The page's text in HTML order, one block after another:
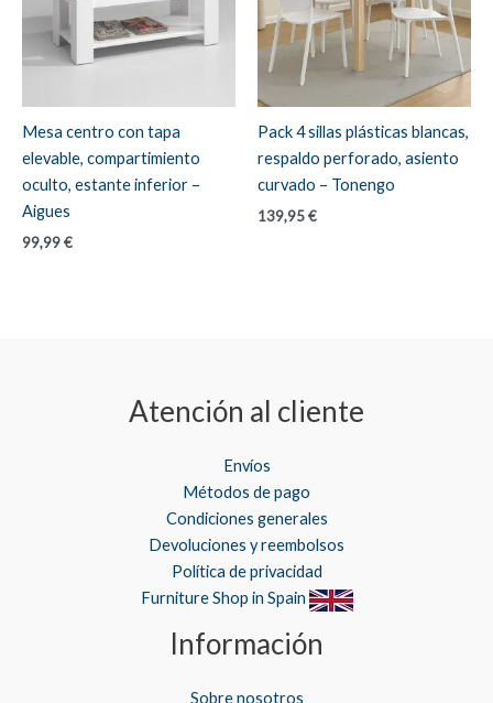
Mesa centro con tapa
elevable, compartimiento
oculto, estante inferior –
Aigues
99,99€
Pack 4 sillas plásticas blancas,
respaldo perforado, asiento
curvado – Tonengo
139,95€
Atención al cliente
Envíos
Métodos de pago
Condiciones generales
Devoluciones y reembolsos
Política de privacidad
Furniture Shop in Spain
Información
Sobre nosotros